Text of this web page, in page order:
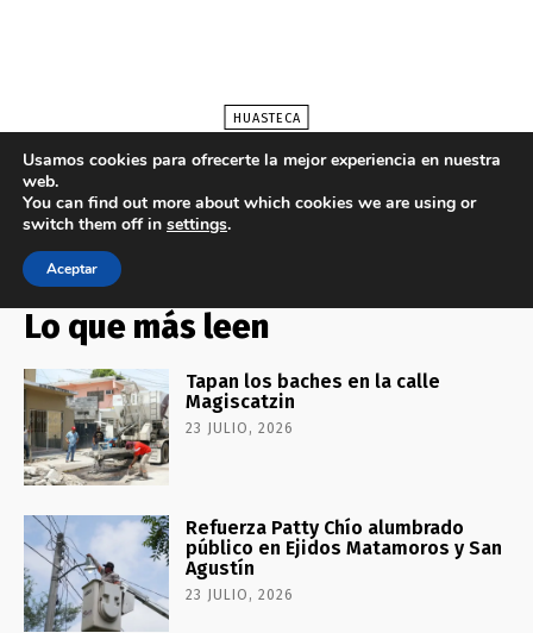
Lo que más leen
Tapan los baches en la calle
Magiscatzin
23 JULIO, 2026
Refuerza Patty Chío alumbrado
público en Ejidos Matamoros y San
Agustín
23 JULIO, 2026